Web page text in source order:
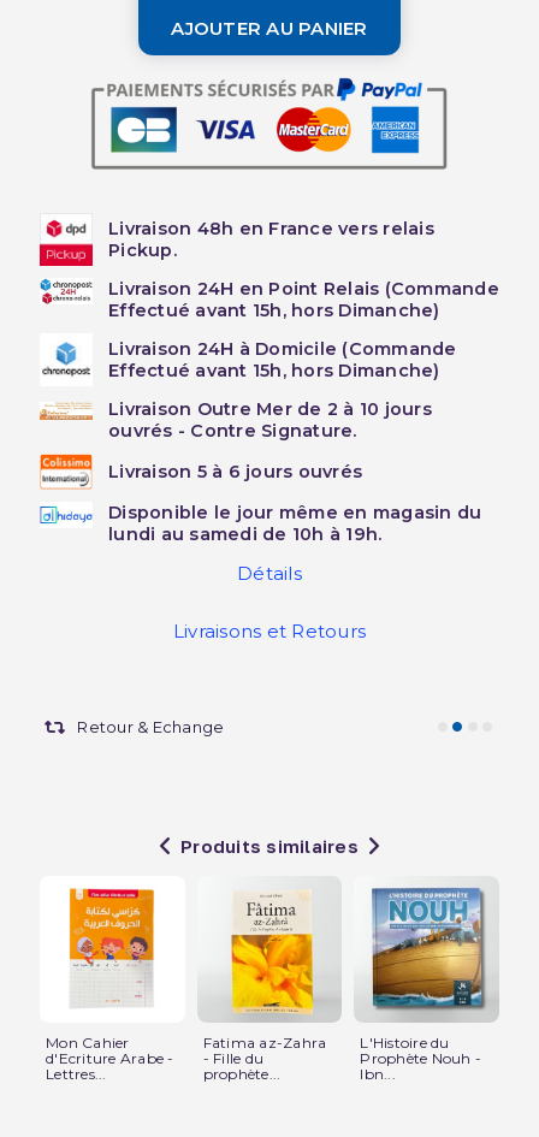
AJOUTER AU PANIER
Livraison 48h en France vers relais
Pickup.
Livraison 24H en Point Relais (Commande
Effectué avant 15h, hors Dimanche)
Livraison 24H à Domicile (Commande
Effectué avant 15h, hors Dimanche)
Livraison Outre Mer de 2 à 10 jours
ouvrés - Contre Signature.
Livraison 5 à 6 jours ouvrés
Disponible le jour même en magasin du
lundi au samedi de 10h à 19h.
Détails
Livraisons et Retours
Retour & Echange
Produits similaires
Mon Cahier
d'Ecriture Arabe -
Lettres...
Fatima az-Zahra
- Fille du
prophète...
L'Histoire du
Prophète Nouh -
Ibn...